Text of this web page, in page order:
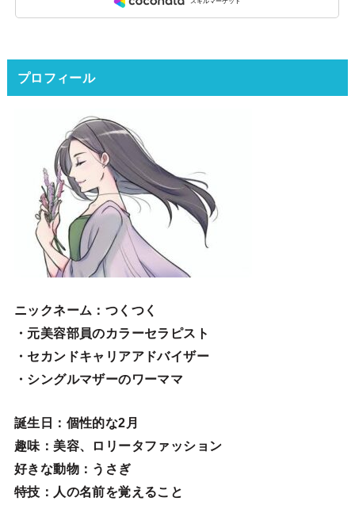
プロフィール
ニックネーム ：つくつく
・元美容部員のカラーセラピスト
・セカンドキャリアアドバイザー
・シングルマザーのワーママ
誕生日 ：個性的な2月
趣味 ：美容、ロリータファッション
好きな動物：うさぎ
特技 ：人の名前を覚えること